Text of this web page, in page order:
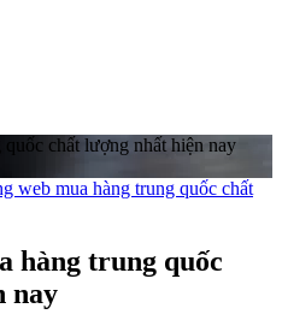
chất lượng nhất hiện nay
web mua hàng trung quốc chất
hàng trung quốc
nay